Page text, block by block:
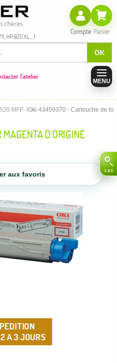
chères
HP 920 XL,...)
OK
Compte Panier
l'atelier
MENU
MFP Oki 43459370 - Cartouche de
MAGENTA D'ORIGINE
aux favoris
A 3 JOURS